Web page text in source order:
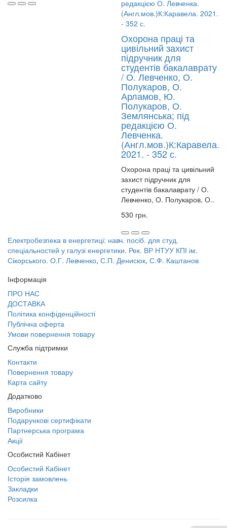
Охорона праці та
цивільний захист
підручник для
студентів бакалаврату
/ О. Левченко, О.
Полукаров, О.
Арламов, Ю.
Полукаров, О.
Землянська; під
редакцією О.
Левченка.
(Англ.мов.)К:Каравела.
2021. - 352 с.
Охорона праці та цивільний
захист підручник для
студентів бакалаврату / О.
Левченко, О. Полукаров, О..
530 грн.
Електробезпека в енергетиці: навч. посіб. для студ.
спеціальностей у галузі енергетики. Рек. ВР НТУУ КПІ ім.
Сікорського. О.Г. Левченко, С.П. Денисюк, С.Ф. Каштанов
Інформація
ПРО НАС
ДОСТАВКА
Політика конфіденційності
Публічна оферта
Умови повернення товару
Служба підтримки
Контакти
Повернення товару
Карта сайту
Додатково
Виробники
Подарункові сертифікати
Партнерська програма
Акції
Особистий Кабінет
Особистий Кабінет
Історія замовлень
Закладки
Розсилка